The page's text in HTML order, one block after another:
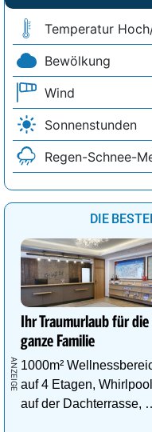
Temperatur
Bewölkung
Wind
Sonnenstunden
Regen-Schnee-
DIE
Ihr Traumurlaub für die
ganze Familie
1000m²
auf 4 Etagen, Whirlpool
auf der Dachterrasse, 4